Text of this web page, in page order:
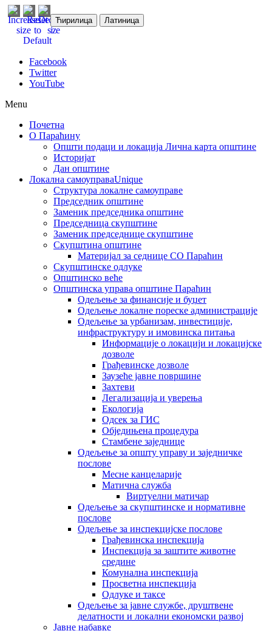
Ћирилица Латиница
Facebook
Twitter
YouTube
Menu
Почетна
О Параћину
Општи подаци и локација Лична карта општине
Историјат
Дан општине
Локална самоуправаUnique
Структура локалне самоуправе
Председник општине
Заменик председника општине
Председница скупштине
Заменик председнице скупштине
Скупштина општине
Материјал за седнице СО Параћин
Скупштинске одлуке
Општинско веће
Општинска управа општине Параћин
Одељење за финансије и буџет
Одељење локалне пореске администрације
Одељење за урбанизам, инвестиције,
инфраструктуру и имовинска питања
Информације о локацији и локацијске
дозволе
Грађевинске дозволе
Заузеће јавне површине
Захтеви
Легализација и уверења
Екологија
Одсек за ГИС
Обједињена процедура
Стамбене заједнице
Oдељење за општу управу и заједничке
послове
Месне канцеларије
Матична служба
Виртуелни матичар
Одељење за скупштинске и нормативне
послове
Одељење за инспекцијске послове
Грађевинска инспекција
Инспекција за заштите животне
средине
Комунална инспекција
Просветна инспекција
Одлуке и таксе
Одељење за јавне службе, друштвене
делатности и локални економски развој
Јавне набавке